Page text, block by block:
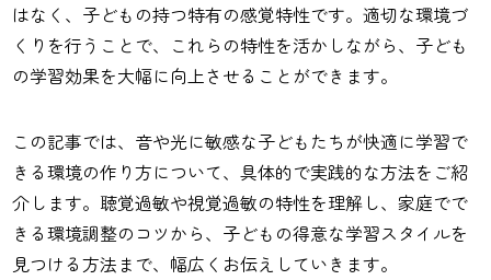
はなく、子どもの持つ特有の感覚特性です。適切な環境づ
くりを行うことで、これらの特性を活かしながら、子ども
の学習効果を大幅に向上させることができます。
この記事では、音や光に敏感な子どもたちが快適に学習で
きる環境の作り方について、具体的で実践的な方法をご紹
介します。聴覚過敏や視覚過敏の特性を理解し、家庭でで
きる環境調整のコツから、子どもの得意な学習スタイルを
見つける方法まで、幅広くお伝えしていきます。